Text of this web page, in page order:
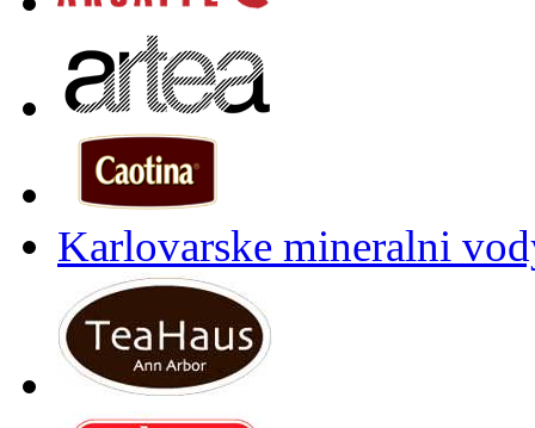
Karlovarske mineralni